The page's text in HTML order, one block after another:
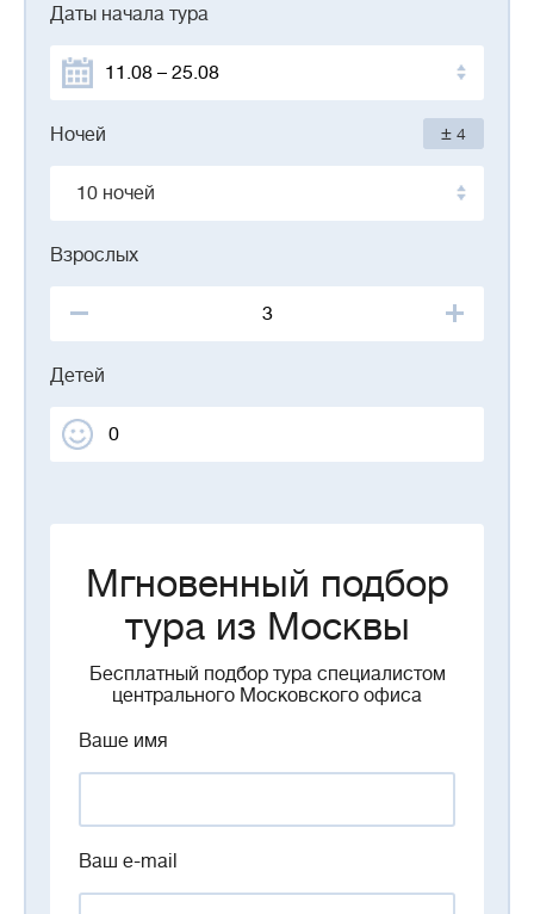
Даты начала тура
Ночей ± 4
10 ночей
Взрослых
Детей
Мгновенный подбор
тура из Москвы
Бесплатный подбор тура специалистом
центрального Московского офиса
Ваше имя
Ваш e-mail